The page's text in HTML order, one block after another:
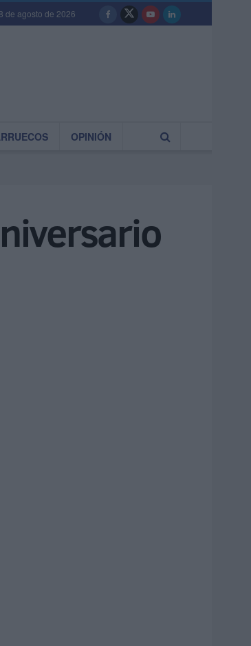
de agosto de 2026
OPINIÓN